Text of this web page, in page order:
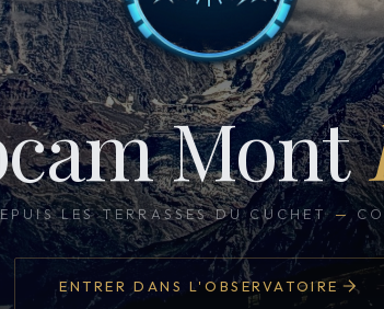
Mont
LES TERRASSES DU CUCHET —
ENTRER DANS L'OBSERVATOIRE